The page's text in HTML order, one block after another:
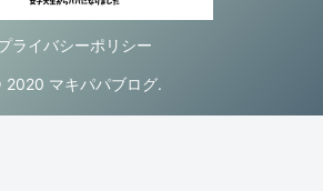
ライバシーポリシー
マキパパブログ.